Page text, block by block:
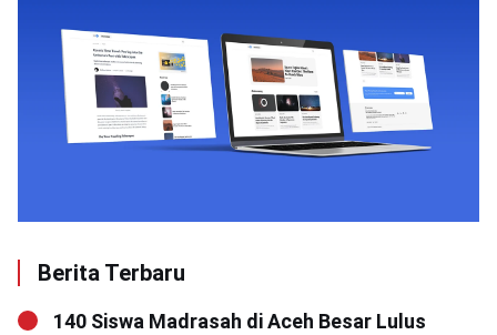
Berita Terbaru
140 Siswa Madrasah di Aceh Besar Lulus